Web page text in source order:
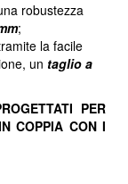
robustezza
;
la facile
un taglio a
PER
COPPIA CON I